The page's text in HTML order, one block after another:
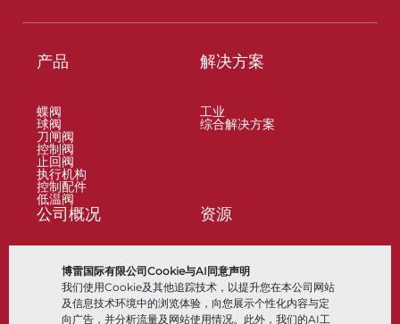
博雷国际有限公司Cookie与AI同意声明
我们使用Cookie及其他追踪技术，以提升您在本公司网站
及信息技术环境中的浏览体验，向您展示个性化内容与定
向广告，并分析流量及网站使用情况。此外，我们的AI工
产品
蝶阀
球阀
刀闸阀
控制阀
止回阀
执行机构
控制配件
低温阀
解决方案
工业
综合解决方案
公司概况
合作伙伴
可持续性
客户门户
资源
文档
知识中心
软件
材料选择